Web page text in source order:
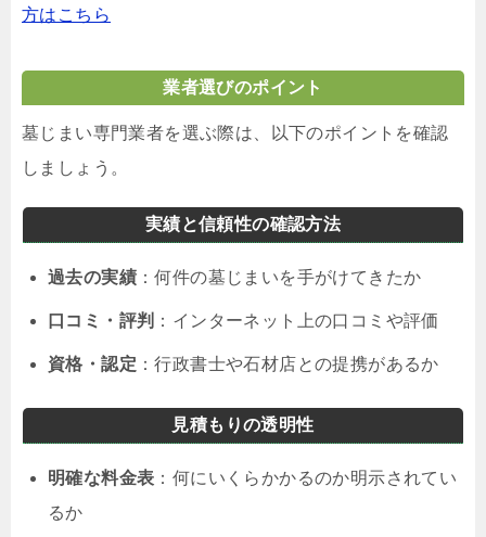
方はこちら
業者選びのポイント
墓じまい専門業者を選ぶ際は、以下のポイントを確認
しましょう。
実績と信頼性の確認方法
過去の実績 ：何件の墓じまいを手がけてきたか
口コミ・評判 ：インターネット上の口コミや評価
資格・認定 ：行政書士や石材店との提携があるか
見積もりの透明性
明確な料金表 ：何にいくらかかるのか明示されてい
るか